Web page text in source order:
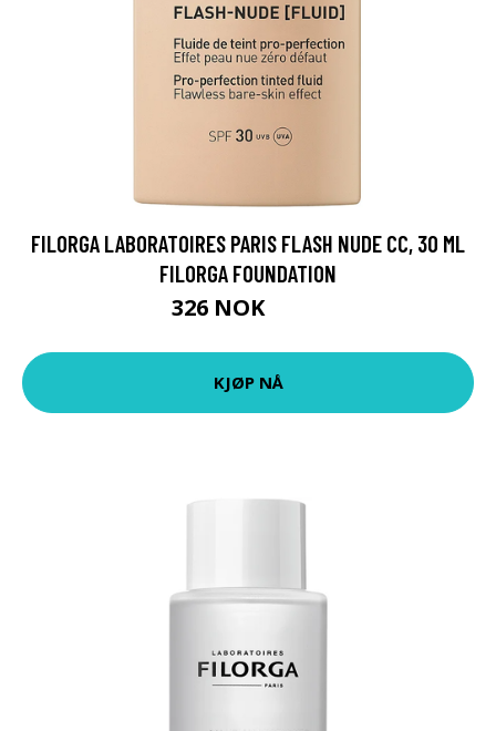
FILORGA LABORATOIRES PARIS FLASH NUDE CC, 30 ML
FILORGA FOUNDATION
326 NOK
KJØP NÅ